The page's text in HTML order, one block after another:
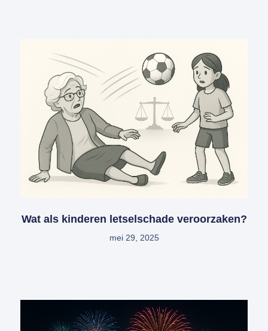
Wat als kinderen letselschade veroorzaken?
mei 29, 2025